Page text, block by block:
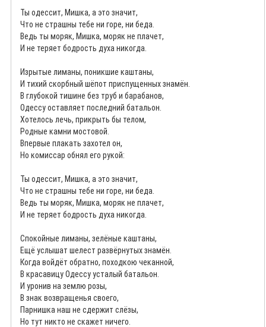
Ты одессит, Мишка, а это значит,
Что не страшны тебе ни горе, ни беда.
Ведь ты моряк, Мишка, моряк не плачет,
И не теряет бодрость духа никогда.
Изрытые лиманы, поникшие каштаны,
И тихий скорбный шёпот приспущенных знамён.
В глубокой тишине без труб и барабанов,
Одессу оставляет последний батальон.
Хотелось лечь, прикрыть бы телом,
Родные камни мостовой.
Впервые плакать захотел он,
Но комиссар обнял его рукой:
Ты одессит, Мишка, а это значит,
Что не страшны тебе ни горе, ни беда.
Ведь ты моряк, Мишка, моряк не плачет,
И не теряет бодрость духа никогда.
Спокойные лиманы, зелёные каштаны,
Ещё услышат шелест развёрнутых знамён.
Когда войдёт обратно, походкою чеканной,
В красавицу Одессу усталый батальон.
И уронив на землю розы,
В знак возвращенья своего,
Парнишка наш не сдержит слёзы,
Но тут никто не скажет ничего.